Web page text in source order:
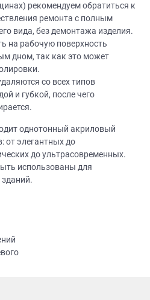
рекомендуем обратиться к
ремонта с полным
вида, без демонтажа изделия.
на рабочую поверхность
дном, так как это может
со всех типов
и губкой, после чего
однотонный акриловый
от элегантных до
до ультрасовременных.
использованы для